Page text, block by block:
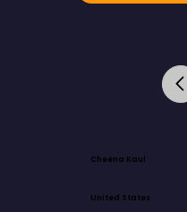
Cheena Kaul
United States